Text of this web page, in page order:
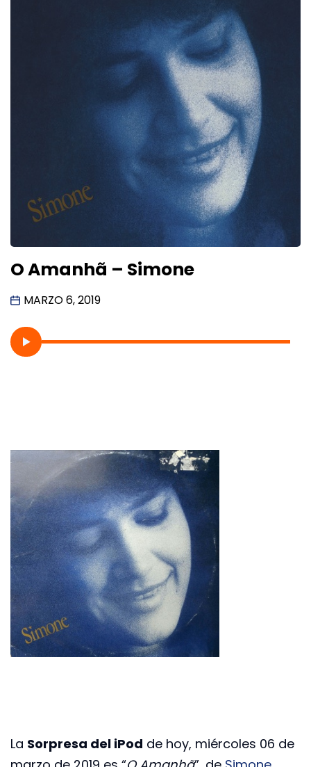
O Amanhã – Simone
MARZO 6, 2019
La Sorpresa del iPod de hoy, miércoles 06 de